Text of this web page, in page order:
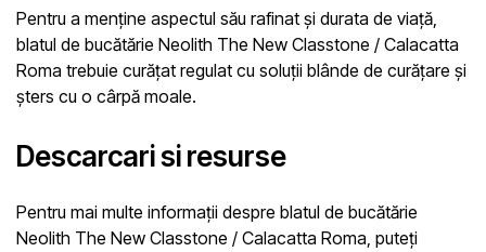
Pentru a menține aspectul său rafinat și durata de viață,
blatul de bucătărie Neolith The New Classtone / Calacatta
Roma trebuie curățat regulat cu soluții blânde de curățare și
șters cu o cârpă moale.
Descarcari si resurse
Pentru mai multe informații despre blatul de bucătărie
Neolith The New Classtone / Calacatta Roma, puteți